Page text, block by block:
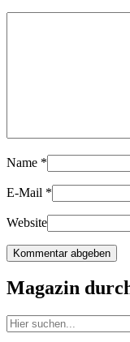
Name *
E-Mail *
Website
Magazin